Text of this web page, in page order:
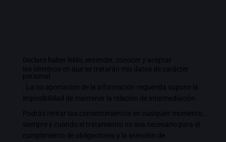
Declaro haber leído, entender, conocer y aceptar
los términos en que se tratarán mis datos de carácter
personal
. La no aportación de la información requerida supone la
imposibilidad de mantener la relación de intermediación.
Podrás retirar tus consentimientos en cualquier momento,
siempre y cuando el tratamiento no sea necesario para el
cumplimiento de obligaciones y la atención de